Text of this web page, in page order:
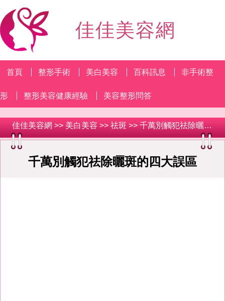
佳佳美容網
首頁 整形手術 美白美容 百科訊息 非手術整
形 整形美容健康經驗 美容整形問答
佳佳美容網 >> 美白美容 >> 祛斑 >> 千萬別觸犯祛除曬斑的四大誤區
千萬別觸犯祛除曬斑的四大誤區